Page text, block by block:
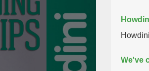
We've